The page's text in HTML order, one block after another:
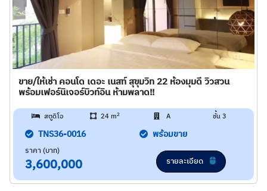
ขาย/ให้เช่า คอนโด เดอะ เนสท์ สุขุมวิท 22 ห้องมุมดี วิวสวน
พร้อมเฟอร์นิเจอร์บิวท์อิน ห้ามพลาด!!
สตูดิโอ 24 m2 A ชั้น 3
TNS36-0016 พร้อมขาย
ราคา (บาท)
3,600,000 รายละเอียด